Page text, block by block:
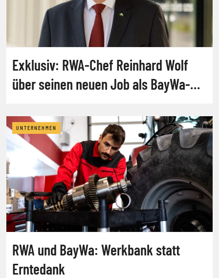
Exklusiv: RWA-Chef Reinhard Wolf
über seinen neuen Job als BayWa-
UNTERNEHMEN
RWA und BayWa: Werkbank statt
Erntedank